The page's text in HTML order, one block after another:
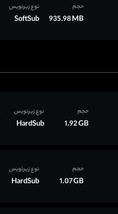
حجم
935.98 MB
نوع زیرنویس
SoftSub
حجم
1.92 GB
نوع زیرنویس
HardSub
حجم
1.07 GB
نوع زیرنویس
HardSub